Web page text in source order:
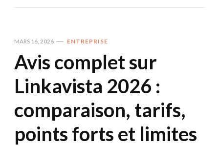
MARS 16, 2026 ENTREPRISE
Avis complet sur
Linkavista 2026 :
comparaison, tarifs,
points forts et limites